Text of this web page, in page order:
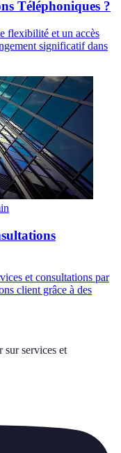
Téléphoniques ?
flexibilité et un accès
significatif dans
et consultations par
client grâce à des
sur services et